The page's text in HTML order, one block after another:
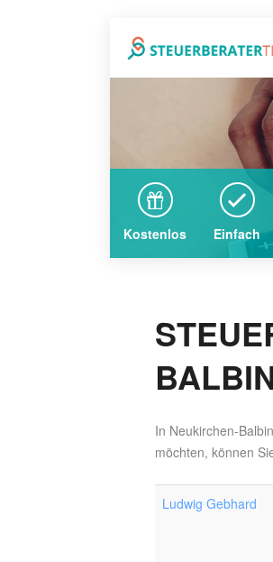
Kostenlos Einfach
In Neukirchen-
möchten, können
Ludwig Gebhard